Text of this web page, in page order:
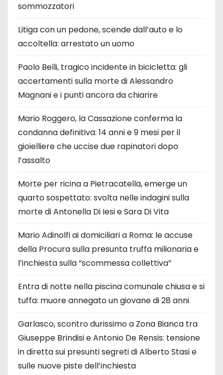
sommozzatori
Litiga con un pedone, scende dall’auto e lo
accoltella: arrestato un uomo
Paolo Belli, tragico incidente in bicicletta: gli
accertamenti sulla morte di Alessandro
Magnani e i punti ancora da chiarire
Mario Roggero, la Cassazione conferma la
condanna definitiva: 14 anni e 9 mesi per il
gioielliere che uccise due rapinatori dopo
l’assalto
Morte per ricina a Pietracatella, emerge un
quarto sospettato: svolta nelle indagini sulla
morte di Antonella Di Iesi e Sara Di Vita
Mario Adinolfi ai domiciliari a Roma: le accuse
della Procura sulla presunta truffa milionaria e
l’inchiesta sulla “scommessa collettiva”
Entra di notte nella piscina comunale chiusa e si
tuffa: muore annegato un giovane di 28 anni
Garlasco, scontro durissimo a Zona Bianca tra
Giuseppe Brindisi e Antonio De Rensis: tensione
in diretta sui presunti segreti di Alberto Stasi e
sulle nuove piste dell’inchiesta